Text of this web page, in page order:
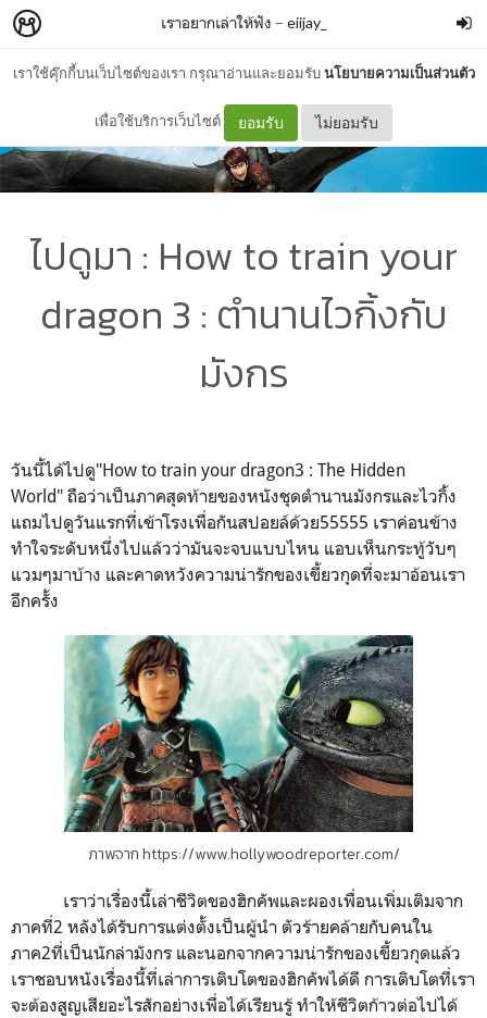
เราใช้คุ๊กกี้บนเว็บไซต์ของเรา กรุณาอ่านและยอมรับนโยบายความเป็นส่วนตัว
เพื่อใช้บริการเว็บไซต์ ยอมรับ ไม่ยอมรับ
เราอยากเล่าให้ฟัง – eiijay_
ไปดูมา : How to train your
dragon 3 : ตำนานไวกิ้งกับ
มังกร
วันนี้ได้ไปดู"How to train your dragon3 : The Hidden
World" ถือว่าเป็นภาคสุดท้ายของหนังชุดตำนานมังกรและไวกิ้ง
แถมไปดูวันแรกที่เข้าโรงเพื่อกันสปอยล์ด้วย55555 เราค่อนข้าง
ทำใจระดับหนึ่งไปแล้วว่ามันจะจบแบบไหน แอบเห็นกระทู้วับๆ
แวมๆมาบ้าง และคาดหวังความน่ารักของเขี้ยวกุดที่จะมาอ้อนเรา
อีกครั้ง
ภาพจาก https://www.hollywoodreporter.com/
เราว่าเรื่องนี้เล่าชีวิตของฮิกคัพและผองเพื่อนเพิ่มเติมจาก
ภาคที่2 หลังได้รับการแต่งตั้งเป็นผู้นำ ตัวร้ายคล้ายกับคนใน
ภาค2ที่เป็นนักล่ามังกร และนอกจากความน่ารักของเขี้ยวกุดแล้ว
เราชอบหนังเรื่องนี้ที่เล่าการเติบโตของฮิกคัพได้ดี การเติบโตที่เรา
จะต้องสูญเสียอะไรสักอย่างเพื่อได้เรียนรู้ ทำให้ชีวิตก้าวต่อไปได้